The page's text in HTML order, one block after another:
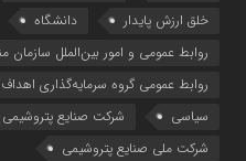
خلق ارزش پایدار
دانشگاه
روابط عمومی و امور بین‌الملل سازمان
روابط عمومی گروه سرمایه‌گذاری اهداف
سیاسی
شرکت صنایع
شرکت ملی صنایع پتروشیمی